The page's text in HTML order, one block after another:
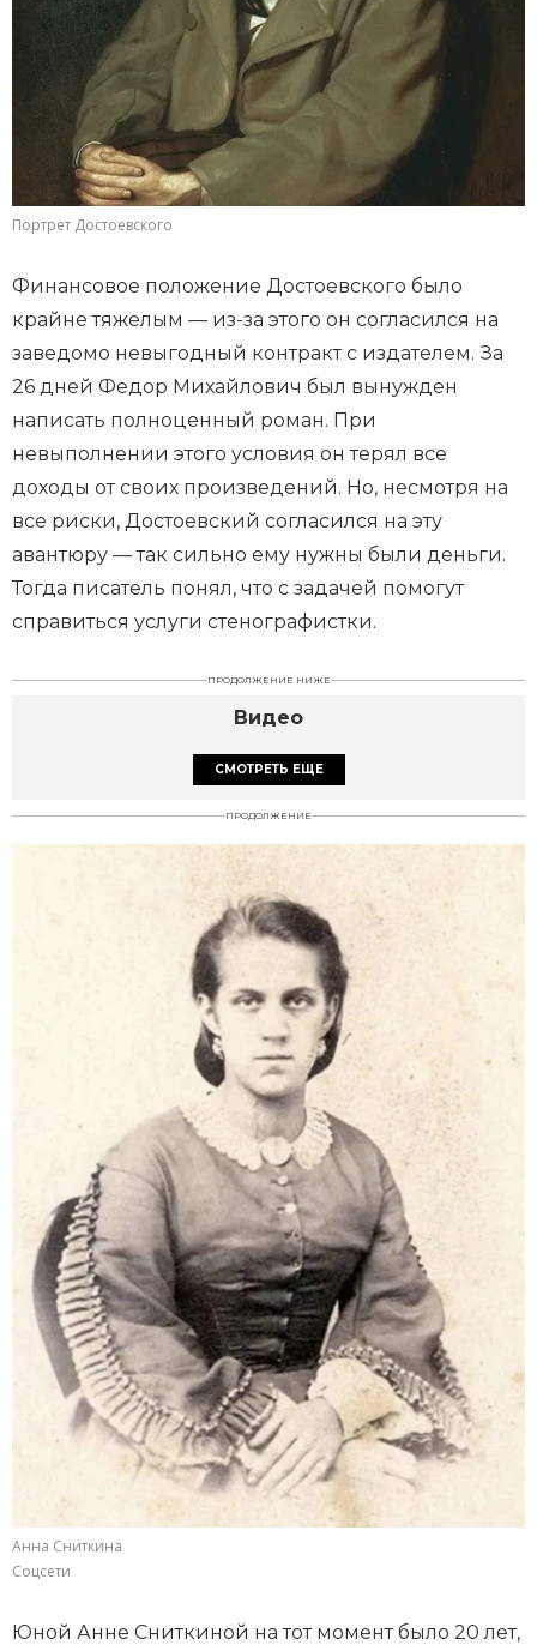
Портрет Достоевского
Финансовое положение Достоевского было
крайне тяжелым — из-за этого он согласился на
заведомо невыгодный контракт с издателем. За
26 дней Федор Михайлович был вынужден
написать полноценный роман. При
невыполнении этого условия он терял все
доходы от своих произведений. Но, несмотря на
все риски, Достоевский согласился на эту
авантюру — так сильно ему нужны были деньги.
Тогда писатель понял, что с задачей помогут
справиться услуги стенографистки.
ПРОДОЛЖЕНИЕ НИЖЕ
Видео
СМОТРЕТЬ ЕЩЕ
ПРОДОЛЖЕНИЕ
Анна Сниткина
Соцсети
Юной Анне Сниткиной на тот момент было 20 лет,